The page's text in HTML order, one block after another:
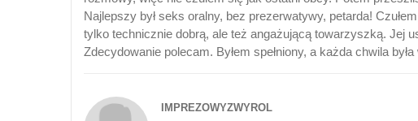
Najlepszy był seks oralny, bez prezerwatywy, petarda!
tylko technicznie dobrą, ale też angażującą towarzyszką. Jej
Zdecydowanie polecam. Byłem spełniony, a każda chwila
IMPREZOWYZWYROL